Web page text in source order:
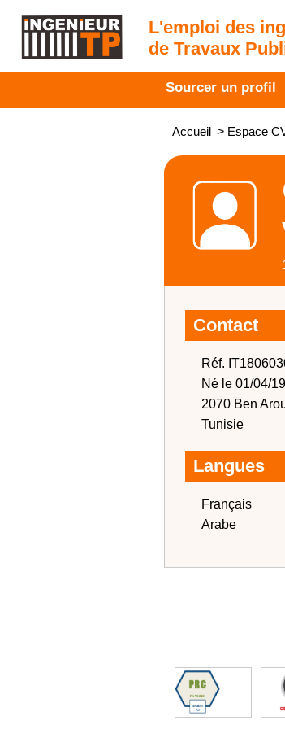
L'emploi des
de Travaux
Sourcer un profil
Accueil > Espace
Contact
Réf.
Né le 01/04/
2070 Ben
Tunisie
Langues
Français
Arabe